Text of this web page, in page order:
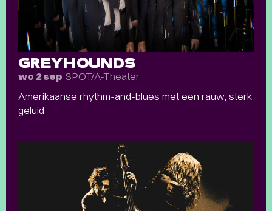
GREYHOUNDS
wo 2 sep SPOT/A-Theater
Amerikaanse rhythm-and-blues met een rauw, sterk
geluid